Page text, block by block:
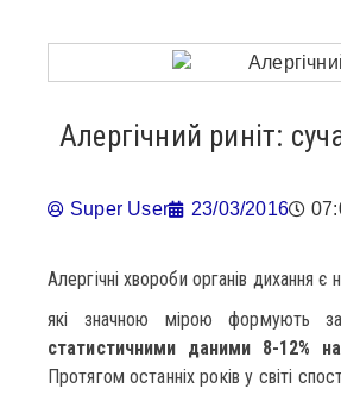
Алергічний риніт:
Super User 23/03/2016
Алергічні хвороби органів дихання
які значною мірою формують
статистичними даними 8-12%
Протягом останніх років у світі